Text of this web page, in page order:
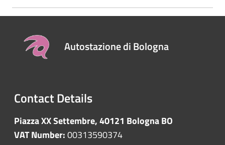
Autostazione di Bologna
Contact Details
Piazza XX Settembre, 40121 Bologna BO
VAT Number:00313590374